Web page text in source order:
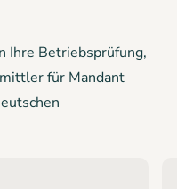
Ihre Betriebsprüfung,
für Mandant